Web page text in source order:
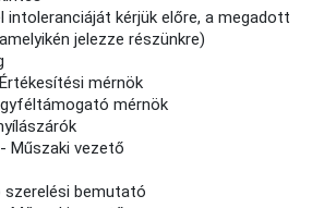
intoleranciáját kérjük előre, a megadott
jelezze részünkre)
mérnök
mérnök
Műszaki vezető
szerelési bemutató